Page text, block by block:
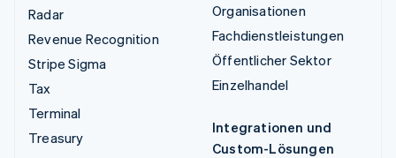
Radar
Revenue Recognition
Stripe Sigma
Tax
Terminal
Treasury
Organisationen
Fachdienstleistungen
Öffentlicher Sektor
Einzelhandel
Integrationen und
Custom-Lösungen